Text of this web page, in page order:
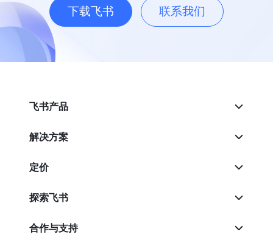
下载飞书 联系我们
飞书产品
解决方案
定价
探索飞书
合作与支持